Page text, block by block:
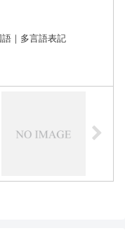
｜多言語表記